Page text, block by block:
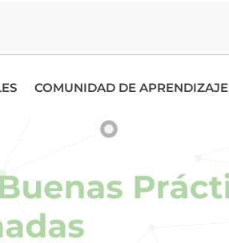
COMUNIDAD DE APRENDIZAJE